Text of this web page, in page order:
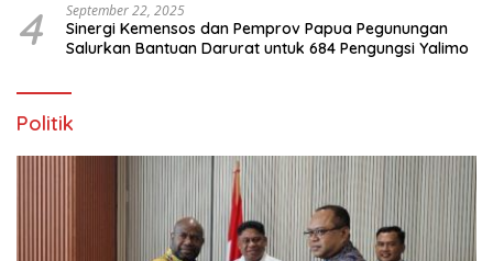
4 September 22, 2025
Sinergi Kemensos dan Pemprov Papua Pegunungan
Salurkan Bantuan Darurat untuk 684 Pengungsi Yalimo
Politik